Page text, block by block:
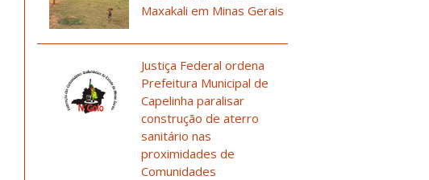
Maxakali em Minas Gerais
Justiça Federal ordena
Prefeitura Municipal de
Capelinha paralisar
construção de aterro
sanitário nas
proximidades de
Comunidades